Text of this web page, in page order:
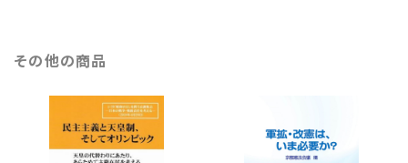
その他の商品